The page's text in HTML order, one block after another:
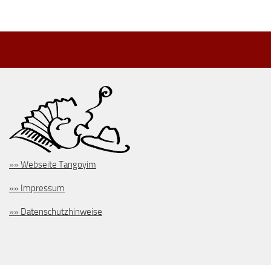
»» Webseite Tangoyim
»» Impressum
»» Datenschutzhinweise